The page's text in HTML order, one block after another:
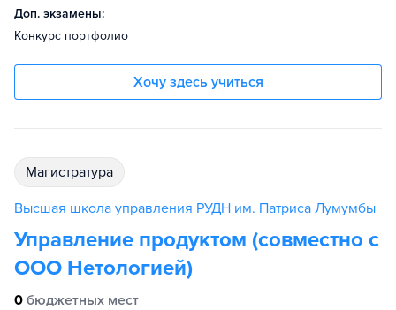
Доп. экзамены:
Конкурс портфолио
Хочу здесь учиться
магистратура
Высшая школа управления РУДН им. Патриса Лумумбы
Управление продуктом (совместно с
ООО Нетологией)
0 бюджетных мест